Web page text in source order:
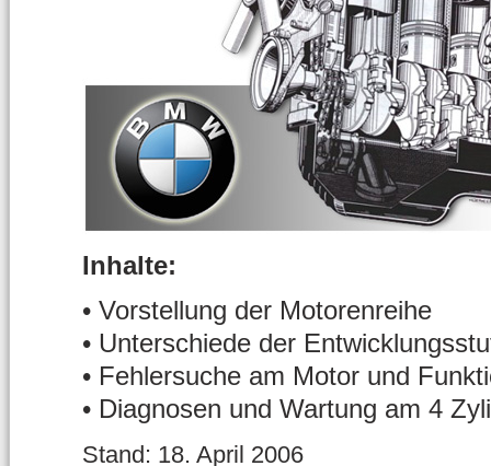
Inhalte:
• Vorstellung der Motorenreihe
• Unterschiede der
• Fehlersuche am Motor und
• Diagnosen und Wartung am 4
Stand: 18. April 2006